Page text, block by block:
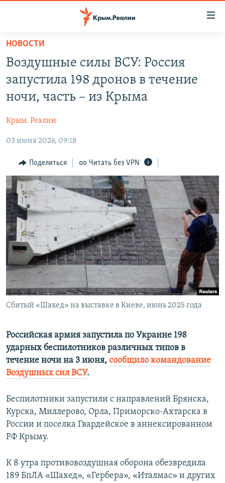
Вернуться
основному
содержанию
Вернутся
главной
навигации
Вернутся
поиску
СПЕЦПРОЕКТЫ
ВОДА
ЕЩЕ
ИНТЕРАКТИВ
ИНФОГРАФИКА
ТЕЛЕПРОЕКТ КРЫМ.РЕАЛИИ
СОВЕТЫ ПРАВОЗАЩИТНИКОВ
ПРОПАВШИЕ БЕЗ ВЕСТИ
ПОБЕДИТЕЛЕЙ НЕ СУДЯТ?
КРЫМ.НЕПОКОРЕННЫЙ
ELIFBE
УКРАИНСКАЯ ПРОБЛЕМА КРЫМА
РАДІО СВОБОДА
КАК ОБОЙТИ БЛОКИРОВКУ
Українською
Qırımtatar
ПРИСОЕДИНЯЙТЕСЬ!
Все сайты RFE/RL
НОВОСТИ
Воздушные силы ВСУ: Россия
запустила 198 дронов в течение
ночи, часть – из Крыма
Крым. Реалии
03 июня 2026, 09:18
Поделиться Читать без VPN
Сбитый «Шахед» на выставке в Киеве, июнь 2025 года
Российская армия запустила по Украине 198
ударных беспилотников различных типов в
течение ночи на 3 июня, сообщило командование
Воздушных сил ВСУ.
Беспилотники запустили с направлений Брянска,
Курска, Миллерово, Орла, Приморско-Ахтарска в
России и поселка Гвардейское в аннексированном
РФ Крыму.
К 8 утра противовоздушная оборона обезвредила
189 БпЛА «Шахед», «Гербера», «Италмас» и других